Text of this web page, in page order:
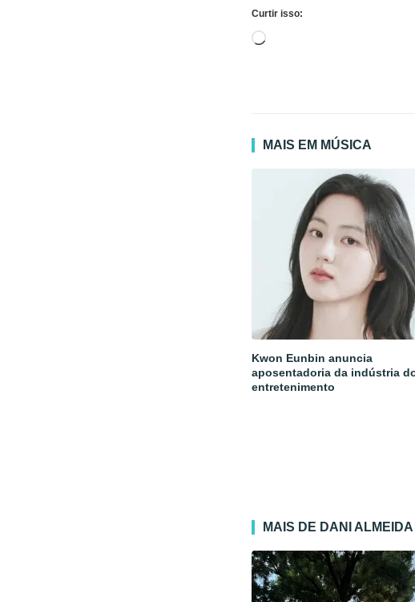
Curtir isso:
Carregando...
MAIS EM MÚSICA
Kwon Eunbin anuncia
aposentadoria da indústria
entretenimento
MAIS DE DANI ALMEIDA